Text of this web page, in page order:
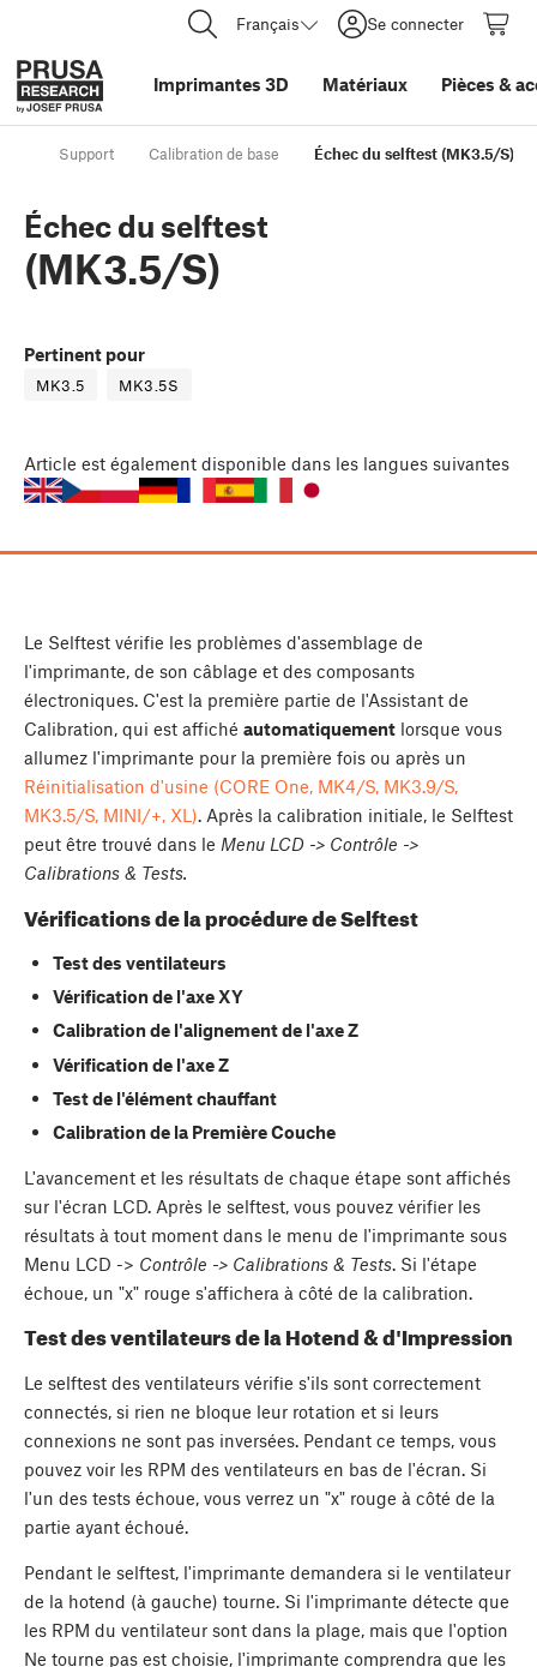
Français Se connecter
Imprimantes 3D Matériaux Pièces &
Support Calibration de base Échec du selftest (MK3.5/S)
Échec du selftest
(MK3.5/S)
Pertinent pour
MK3.5 MK3.5S
Article est également disponible dans les langues suivantes
Le Selftest vérifie les problèmes d'assemblage de
l'imprimante, de son câblage et des composants
électroniques. C'est la première partie de l'Assistant de
Calibration, qui est affiché automatiquement lorsque vous
allumez l'imprimante pour la première fois ou après un
Réinitialisation d'usine (CORE One, MK4/S, MK3.9/S,
MK3.5/S, MINI/+, XL). Après la calibration initiale, le Selftest
peut être trouvé dans le Menu LCD -> Contrôle ->
Calibrations & Tests.
Vérifications de la procédure de Selftest
Test des ventilateurs
Vérification de l'axe XY
Calibration de l'alignement de l'axe Z
Vérification de l'axe Z
Test de l'élément chauffant
Calibration de la Première Couche
L'avancement et les résultats de chaque étape sont affichés
sur l'écran LCD. Après le selftest, vous pouvez vérifier les
résultats à tout moment dans le menu de l'imprimante sous
Menu LCD -> Contrôle -> Calibrations & Tests. Si l'étape
échoue, un "x" rouge s'affichera à côté de la calibration.
Test des ventilateurs de la Hotend & d'Impression
Le selftest des ventilateurs vérifie s'ils sont correctement
connectés, si rien ne bloque leur rotation et si leurs
connexions ne sont pas inversées. Pendant ce temps, vous
pouvez voir les RPM des ventilateurs en bas de l'écran. Si
l'un des tests échoue, vous verrez un "x" rouge à côté de la
partie ayant échoué.
Pendant le selftest, l'imprimante demandera si le ventilateur
de la hotend (à gauche) tourne. Si l'imprimante détecte que
les RPM du ventilateur sont dans la plage, mais que l'option
Ne tourne pas est choisie, l'imprimante comprendra que les